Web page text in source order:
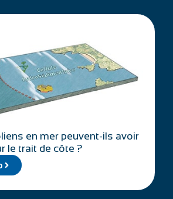
en mer peuvent-ils avoir
le trait de côte ?